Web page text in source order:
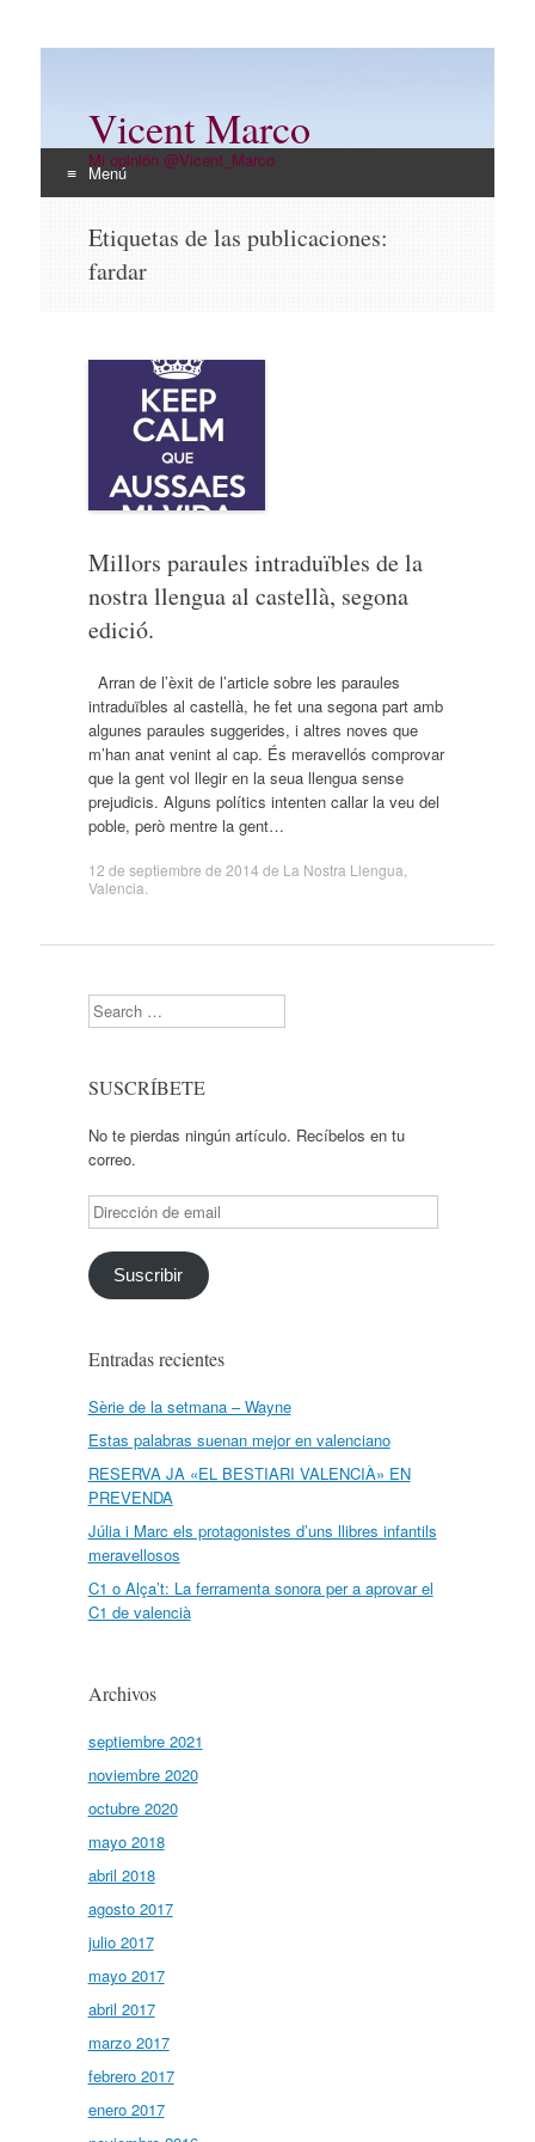
Vicent Marco
Mi opinión @Vicent_Marco
Menú
contenido
Etiquetas de las publicaciones:
fardar
Millors paraules intraduïbles de la
nostra llengua al castellà, segona
edició.
Arran de l’èxit de l’article sobre les paraules
intraduïbles al castellà, he fet una segona part amb
algunes paraules suggerides, i altres noves que
m’han anat venint al cap. És meravellós comprovar
que la gent vol llegir en la seua llengua sense
prejudicis. Alguns polítics intenten callar la veu del
poble, però mentre la gent…
12 de septiembre de 2014 de La Nostra Llengua
Valencia
Search
SUSCRÍBETE
No te pierdas ningún artículo. Recíbelos en tu
correo.
Dirección
de
email
Suscribir
Entradas recientes
Sèrie de la setmana – Wayne
Estas palabras suenan mejor en valenciano
RESERVA JA «EL BESTIARI VALENCIÀ» EN
PREVENDA
Júlia i Marc els protagonistes d’uns llibres infantils
meravellosos
C1 o Alça’t: La ferramenta sonora per a aprovar el
C1 de valencià
Archivos
septiembre 2021
noviembre 2020
octubre 2020
mayo 2018
abril 2018
agosto 2017
julio 2017
mayo 2017
abril 2017
marzo 2017
febrero 2017
enero 2017